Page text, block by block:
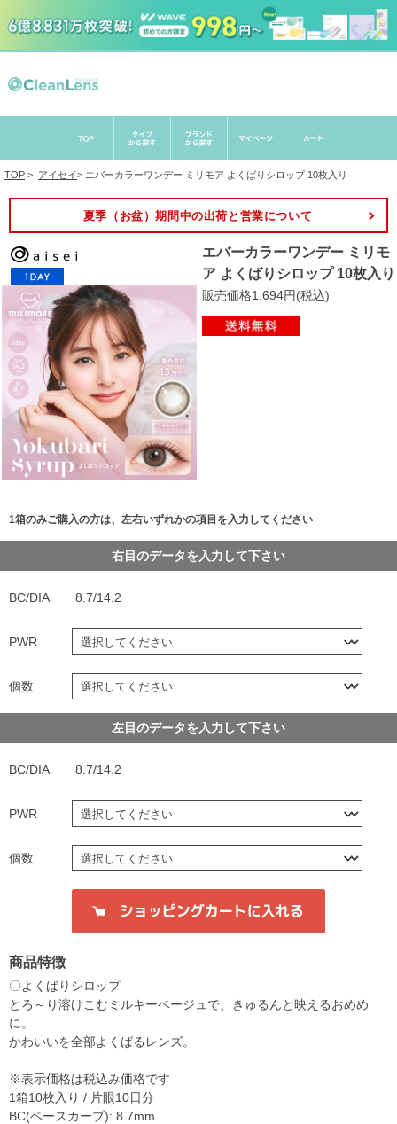
TOP > アイセイ> エバーカラーワンデー ミリモア よくばりシロップ 10枚入り
夏季（お盆）期間中の出荷と営業について
エバーカラーワンデー ミリモ
ア よくばりシロップ 10枚入り
販売価格1,694円(税込)
1箱のみご購入の方は、左右いずれかの項目を入力してください
右目のデータを入力して下さい
BC/DIA 8.7/14.2
PWR
個数
左目のデータを入力して下さい
BC/DIA 8.7/14.2
PWR
個数
商品特徴
〇よくばりシロップ
とろ～り溶けこむミルキーベージュで、きゅるんと映えるおめめ
に。
かわいいを全部よくばるレンズ。
※表示価格は税込み価格です
1箱10枚入り / 片眼10日分
BC(ベースカーブ): 8.7mm